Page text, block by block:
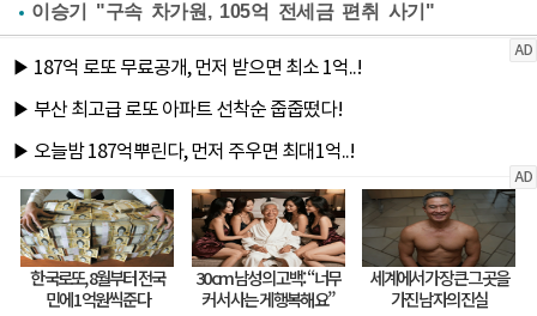
이승기 "구속 차가원, 105억 전세금 편취 사기"